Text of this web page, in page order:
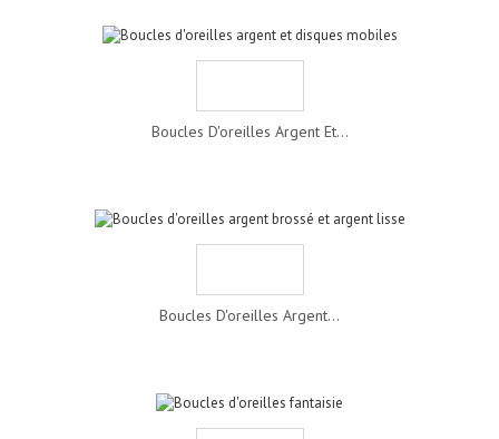
Boucles D'oreilles Argent Et...
Boucles D'oreilles Argent...